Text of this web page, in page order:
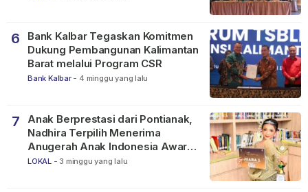
6
Bank Kalbar Tegaskan Komitmen
Dukung Pembangunan Kalimantan
Barat melalui Program CSR
Bank Kalbar - 4 minggu yang lalu
7
Anak Berprestasi dari Pontianak,
Nadhira Terpilih Menerima
Anugerah Anak Indonesia Awards
2026
LOKAL - 3 minggu yang lalu